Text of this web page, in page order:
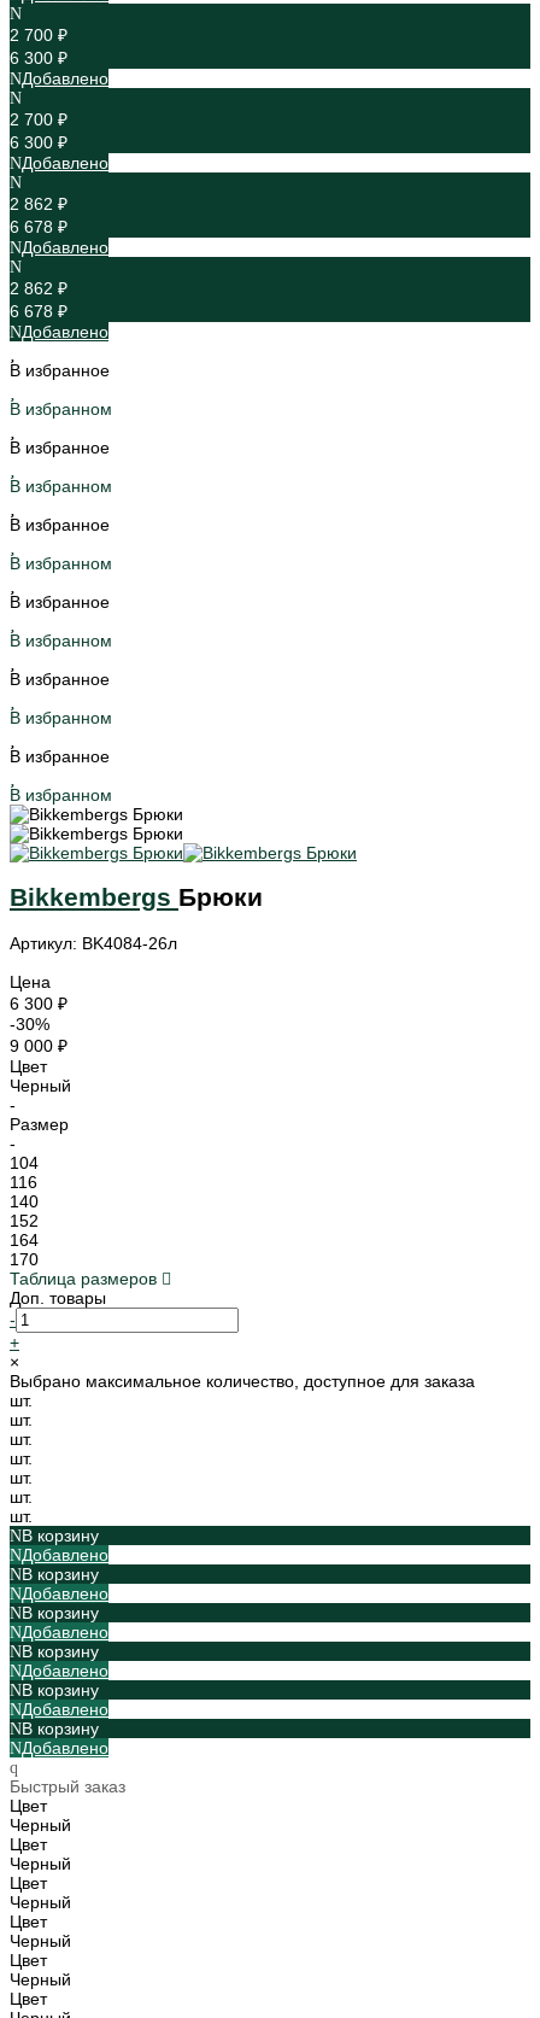
2 700 ₽
6 300 ₽
Добавлено
2 700 ₽
6 300 ₽
Добавлено
2 862 ₽
6 678 ₽
Добавлено
2 862 ₽
6 678 ₽
Добавлено
В избранное
В избранном
В избранное
В избранном
В избранное
В избранном
В избранное
В избранном
В избранное
В избранном
В избранное
В избранном
Bikkembergs Брюки
Артикул: BK4084-26л
Цена
6 300 ₽
-30%
9 000 ₽
Цвет
Черный
-
Размер
-
104
116
140
152
164
170
Таблица размеров
Доп. товары
-
+
×
Выбрано максимальное количество, доступное для заказа
шт.
шт.
шт.
шт.
шт.
шт.
шт.
В корзину
Добавлено
В корзину
Добавлено
В корзину
Добавлено
В корзину
Добавлено
В корзину
Добавлено
В корзину
Добавлено
Быстрый заказ
Цвет
Черный
Цвет
Черный
Цвет
Черный
Цвет
Черный
Цвет
Черный
Цвет